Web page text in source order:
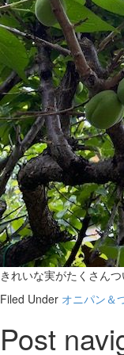
きれいな実がたくさん
Filed Under オニパン＆
Post